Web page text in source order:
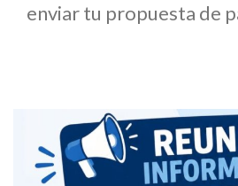
enviar tu propuesta de